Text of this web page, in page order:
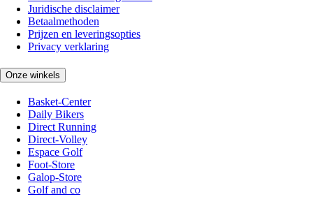
Juridische disclaimer
Betaalmethoden
Prijzen en leveringsopties
Privacy verklaring
Onze winkels
Basket-Center
Daily Bikers
Direct Running
Direct-Volley
Espace Golf
Foot-Store
Galop-Store
Golf and co